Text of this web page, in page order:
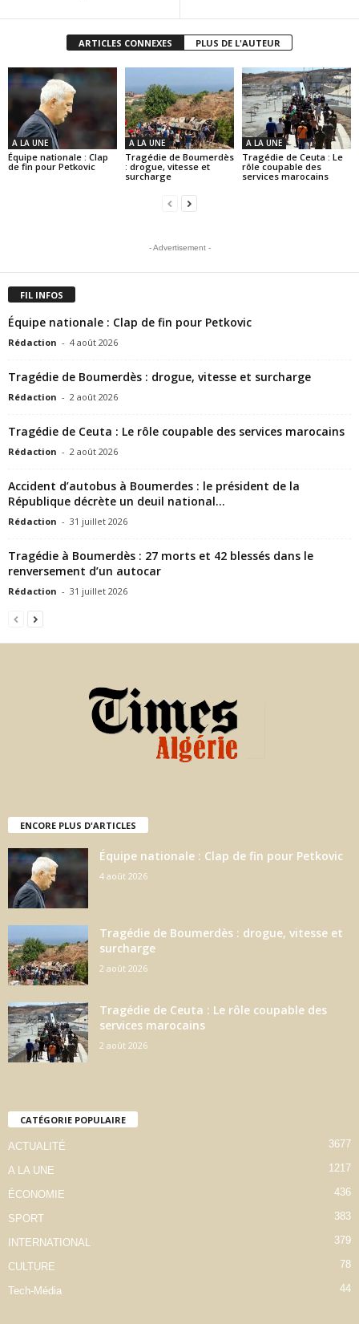
ARTICLES CONNEXES PLUS DE L'AUTEUR
A LA UNE
Équipe nationale : Clap
de fin pour Petkovic
A LA UNE
Tragédie de Boumerdès
: drogue, vitesse et
surcharge
A LA UNE
Tragédie de Ceuta : Le
rôle coupable des
services marocains
- Advertisement -
FIL INFOS
Équipe nationale : Clap de fin pour Petkovic
Rédaction - 4 août 2026
Tragédie de Boumerdès : drogue, vitesse et surcharge
Rédaction - 2 août 2026
Tragédie de Ceuta : Le rôle coupable des services marocains
Rédaction - 2 août 2026
Accident d’autobus à Boumerdes : le président de la
République décrète un deuil national...
Rédaction - 31 juillet 2026
Tragédie à Boumerdès : 27 morts et 42 blessés dans le
renversement d’un autocar
Rédaction - 31 juillet 2026
ENCORE PLUS D'ARTICLES
Équipe nationale : Clap de fin pour Petkovic
4 août 2026
Tragédie de Boumerdès : drogue, vitesse et
surcharge
2 août 2026
Tragédie de Ceuta : Le rôle coupable des
services marocains
2 août 2026
CATÉGORIE POPULAIRE
ACTUALITÉ 3677
A LA UNE 1217
ÉCONOMIE 436
SPORT 383
INTERNATIONAL 379
CULTURE 78
Tech-Média 44